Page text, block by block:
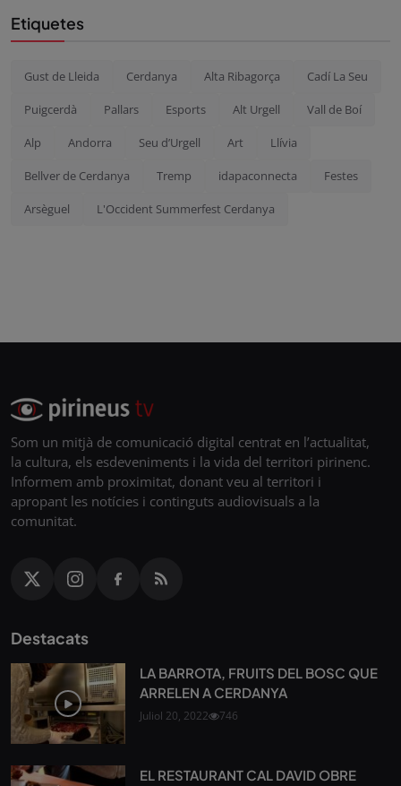
Etiquetes
Gust de Lleida Cerdanya Alta Ribagorça Cadí La Seu
Puigcerdà Pallars Esports Alt Urgell Vall de Boí
Alp Andorra Seu d’Urgell Art Llívia
Bellver de Cerdanya Tremp idapaconnecta Festes
Arsèguel L'Occident Summerfest Cerdanya
Som un mitjà de comunicació digital centrat en l’actualitat,
la cultura, els esdeveniments i la vida del territori pirinenc.
Informem amb proximitat, donant veu al territori i
apropant les notícies i continguts audiovisuals a la
comunitat.
Destacats
LA BARROTA, FRUITS DEL BOSC QUE
ARRELEN A CERDANYA
Juliol 20, 2022 746
EL RESTAURANT CAL DAVID OBRE